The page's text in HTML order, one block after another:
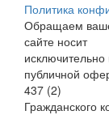
Политика
Обращаем
сайте носит
публичной
437 (2)
Гражданского